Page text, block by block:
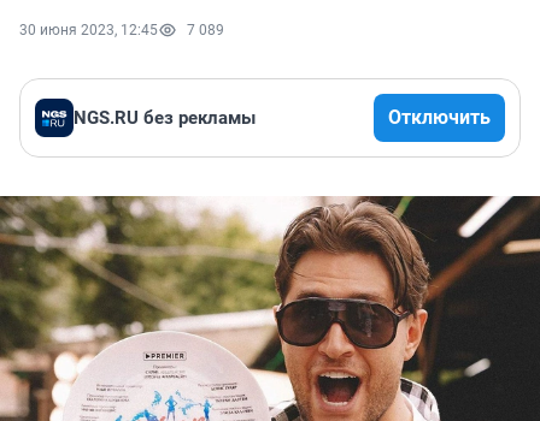
30 июня 2023, 12:45 7 089
NGS.RU без рекламы Отключить